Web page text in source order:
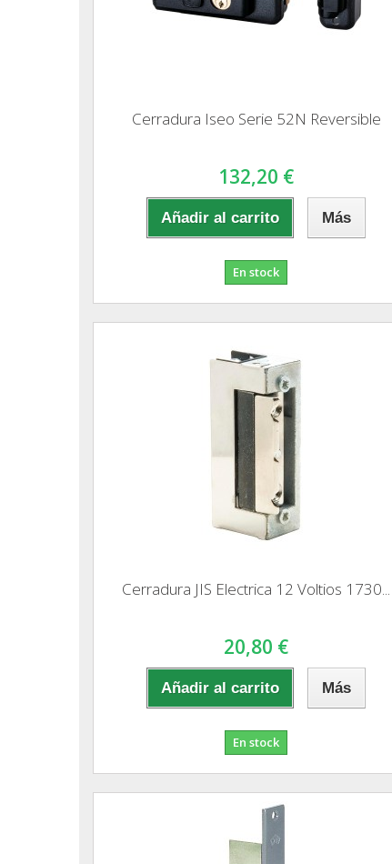
Cerradura Iseo Serie 52N Reversible
132,20 €
Añadir al carrito Más
En stock
Cerradura JIS Electrica 12 Voltios 1730...
20,80 €
Añadir al carrito Más
En stock